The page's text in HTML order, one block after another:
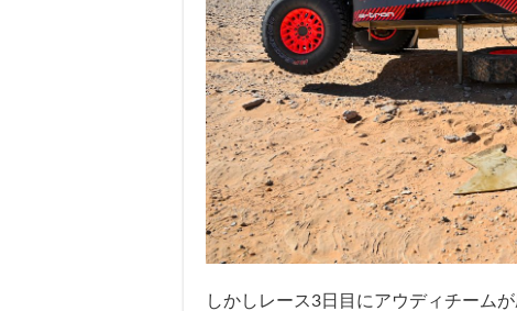
しかしレース3日目にアウディチーム